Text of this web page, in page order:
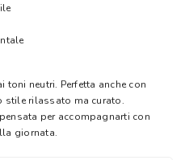
neutri. Perfetta anche con
stile rilassato ma curato.
per accompagnarti con
giornata.